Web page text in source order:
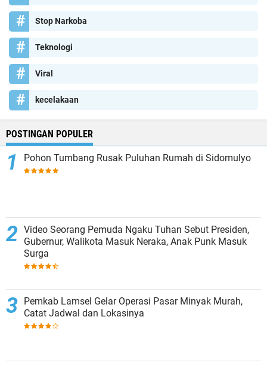
Stop Narkoba
Teknologi
Viral
kecelakaan
POSTINGAN POPULER
Pohon Tumbang Rusak Puluhan Rumah di Sidomulyo
Video Seorang Pemuda Ngaku Tuhan Sebut Presiden,
Gubernur, Walikota Masuk Neraka, Anak Punk Masuk
Surga
Pemkab Lamsel Gelar Operasi Pasar Minyak Murah,
Catat Jadwal dan Lokasinya